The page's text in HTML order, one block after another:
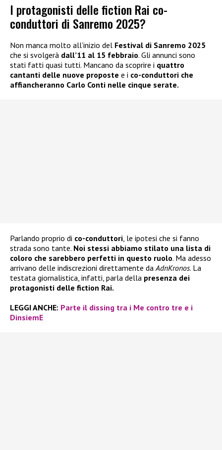
I protagonisti delle fiction Rai co-
conduttori di Sanremo 2025?
Non manca molto all’inizio del Festival di Sanremo 2025
che si svolgerà dall’11 al 15 febbraio. Gli annunci sono
stati fatti quasi tutti. Mancano da scoprire i quattro
cantanti delle nuove proposte e i co-conduttori che
affiancheranno Carlo Conti nelle cinque serate.
Parlando proprio di co-conduttori, le ipotesi che si fanno
strada sono tante. Noi stessi abbiamo stilato una lista di
coloro che sarebbero perfetti in questo ruolo. Ma adesso
arrivano delle indiscrezioni direttamente daAdnKronos. La
testata giornalistica, infatti, parla della presenza dei
protagonisti delle fiction Rai.
LEGGI ANCHE: Parte il dissing tra i Me contro tre e i
DinsiemE